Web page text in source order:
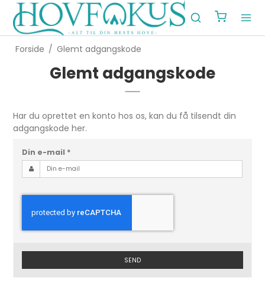
Forside / Glemt adgangskode
Glemt adgangskode
Har du oprettet en konto hos os, kan du få tilsendt din
adgangskode her.
Din e-mail *
SEND